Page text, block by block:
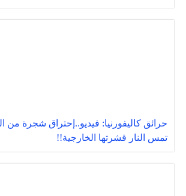
حرائق كاليفورنيا: فيديو..إحتراق شجرة من
تمس النار قشرتها الخارجية!!